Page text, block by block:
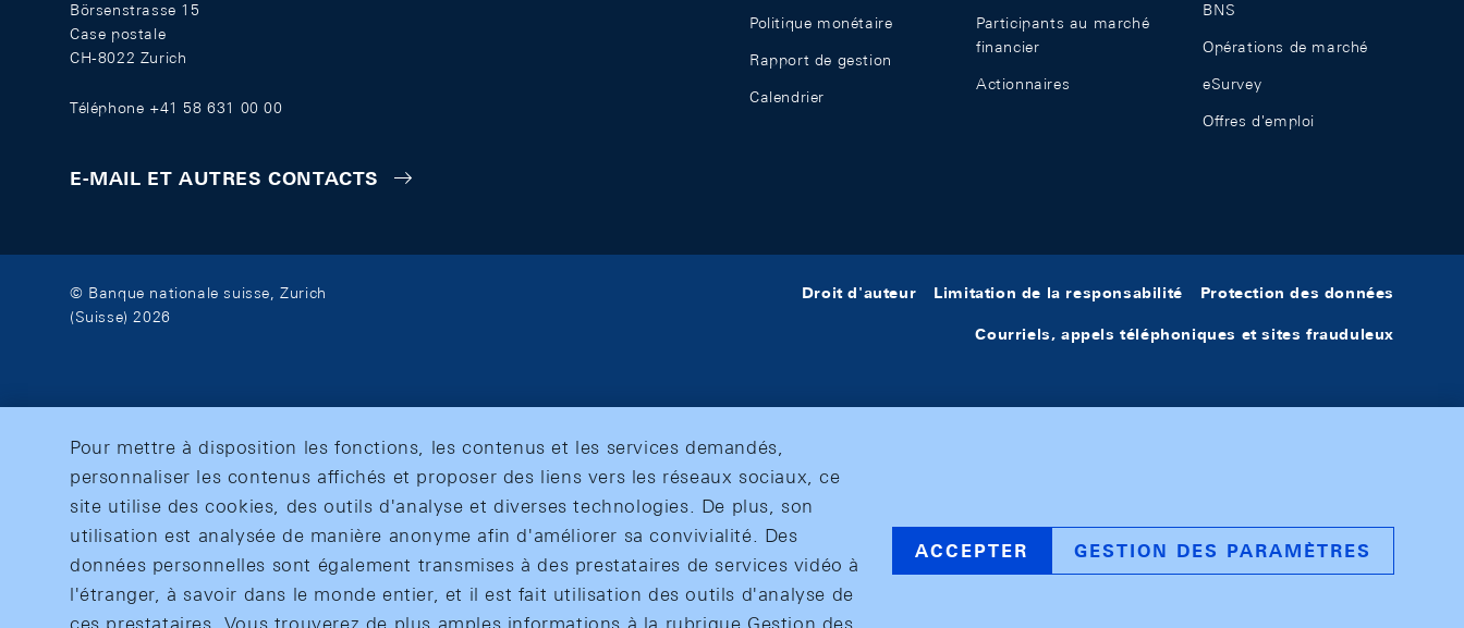
Börsenstrasse 15
Case postale
CH-8022 Zurich
Téléphone +41 58 631 00 00
E-MAIL ET AUTRES CONTACTS
Politique monétaire
Rapport de gestion
Calendrier
Participants au marché
financier
Actionnaires
BNS
Opérations de marché
eSurvey
Offres d'emploi
© Banque nationale suisse, Zurich
(Suisse) 2026
Droit d'auteur Limitation de la responsabilité Protection des données
Courriels, appels téléphoniques et sites frauduleux
Pour mettre à disposition les fonctions, les contenus et les services demandés,
personnaliser les contenus affichés et proposer des liens vers les réseaux sociaux, ce
site utilise des cookies, des outils d'analyse et diverses technologies. De plus, son
utilisation est analysée de manière anonyme afin d'améliorer sa convivialité. Des
données personnelles sont également transmises à des prestataires de services vidéo à
l'étranger, à savoir dans le monde entier, et il est fait utilisation des outils d'analyse de
ACCEPTER GESTION DES PARAMÈTRES